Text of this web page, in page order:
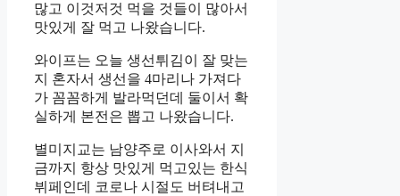
많고 이것저것 먹을 것들이 많아서
맛있게 잘 먹고 나왔습니다.
와이프는 오늘 생선튀김이 잘 맞는
지 혼자서 생선을 4마리나 가져다
가 꼼꼼하게 발라먹던데 둘이서 확
실하게 본전은 뽑고 나왔습니다.
별미지교는 남양주로 이사와서 지
금까지 항상 맛있게 먹고있는 한식
뷔페인데 코로나 시절도 버텨내고